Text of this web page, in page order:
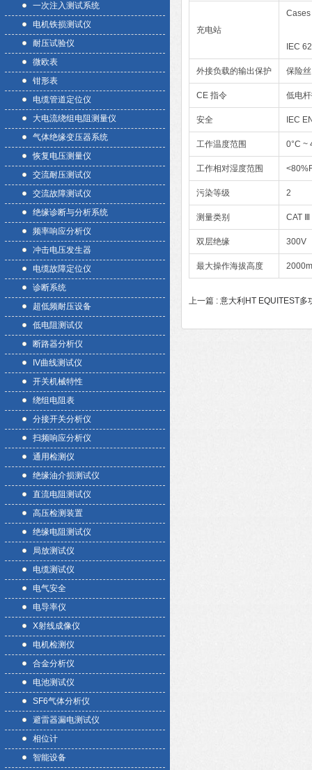
一次注入测试系统
电机铁损测试仪
耐压试验仪
微欧表
钳形表
电缆管道定位仪
大电流绕组电阻测量仪
气体绝缘变压器系统
恢复电压测量仪
交流耐压测试仪
交流故障测试仪
绝缘诊断与分析系统
频率响应分析仪
冲击电压发生器
电缆故障定位仪
诊断系统
超低频耐压设备
低电阻测试仪
断路器分析仪
IV曲线测试仪
开关机械特性
绕组电阻表
分接开关分析仪
扫频响应分析仪
通用检测仪
绝缘油介损测试仪
直流电阻测试仪
高压检测装置
绝缘电阻测试仪
局放测试仪
电缆测试仪
电气安全
电导率仪
X射线成像仪
电机检测仪
合金分析仪
电池测试仪
SF6气体分析仪
避雷器漏电测试仪
相位计
智能设备
充电站
Cases
IEC
外接负载的输出保护 保险
CE 指令 低电
安全 IEC
工作温度范围 0°C ~
工作相对湿度范围
污染等级 2
测量类别 CAT Ⅲ
双层绝缘 300V
最大操作海拔高度 2000m
上一篇 : 意大利HT EQUITEST多